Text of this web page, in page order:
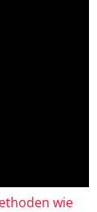
wie